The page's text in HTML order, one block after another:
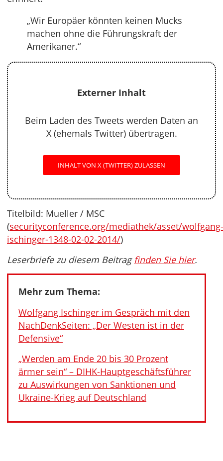
„Wir Europäer könnten keinen Mucks
machen ohne die Führungskraft der
Amerikaner.“
Externer Inhalt
Beim Laden des Tweets werden Daten an
X (ehemals Twitter) übertragen.
INHALT VON X (TWITTER) ZULASSEN
Titelbild: Mueller / MSC
(securityconference.org/mediathek/asset/wolfgang-
ischinger-1348-02-02-2014/)
Leserbriefe zu diesem Beitrag finden Sie hier.
Mehr zum Thema:
Wolfgang Ischinger im Gespräch mit den
NachDenkSeiten: „Der Westen ist in der
Defensive“
„Werden am Ende 20 bis 30 Prozent
ärmer sein“ – DIHK-Hauptgeschäftsführer
zu Auswirkungen von Sanktionen und
Ukraine-Krieg auf Deutschland